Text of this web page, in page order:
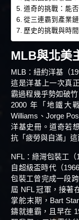
道奇的挑戰：能
從三連霸到產業
歷史的挑戰與時
MLB與北美
MLB：紐約洋基（
這是洋基上一次真
霸過程幾乎勢如破
2000 年「地鐵大
Williams、Jorge
洋基史冊。道奇若
抗「疲勞與自滿」
NFL：綠灣包裝工（
自超級盃時代（
包裝工曾完成一段
屆 NFL 冠軍，接著
掌舵末期，Bart
鑄就連霸，且早在